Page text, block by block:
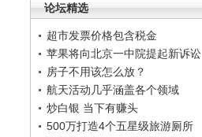
论坛精选
超市发票价格包含税金
苹果将向北京一中院提起新诉讼
房子不用该怎么放？
航天活动几乎涵盖各个领域
炒白银 当下有赚头
500万打造4个五星级旅游厕所